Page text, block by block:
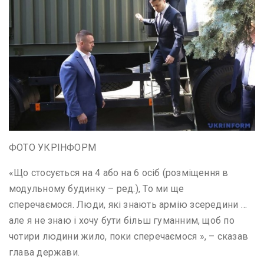
ФОТО УКРІНФОРМ
«Що стосується на 4 або на 6 осіб (розміщення в
модульному будинку – ред.), То ми ще
сперечаємося. Люди, які знають армію зсередини …
але я не знаю і хочу бути більш гуманним, щоб по
чотири людини жило, поки сперечаємося », – сказав
глава держави.